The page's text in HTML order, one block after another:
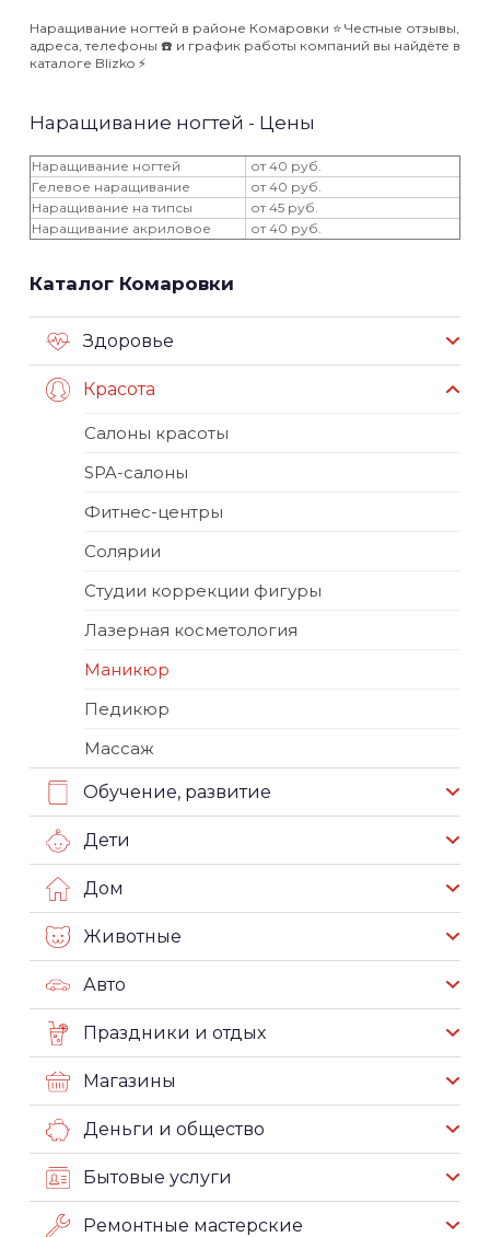
Наращивание ногтей в районе Комаровки ⭐️ Честные отзывы,
адреса, телефоны ☎️ и график работы компаний вы найдёте в
каталоге Blizko ⚡️
Наращивание ногтей - Цены
Наращивание ногтей
от 40 руб.
Гелевое наращивание
от 40 руб.
Наращивание на типсы
от 45 руб.
Наращивание акриловое
от 40 руб.
Каталог Комаровки
Здоровье
Красота
Салоны красоты
SPA-салоны
Фитнес-центры
Солярии
Студии коррекции фигуры
Лазерная косметология
Маникюр
Педикюр
Массаж
Обучение, развитие
Дети
Дом
Животные
Авто
Праздники и отдых
Магазины
Деньги и общество
Бытовые услуги
Ремонтные мастерские